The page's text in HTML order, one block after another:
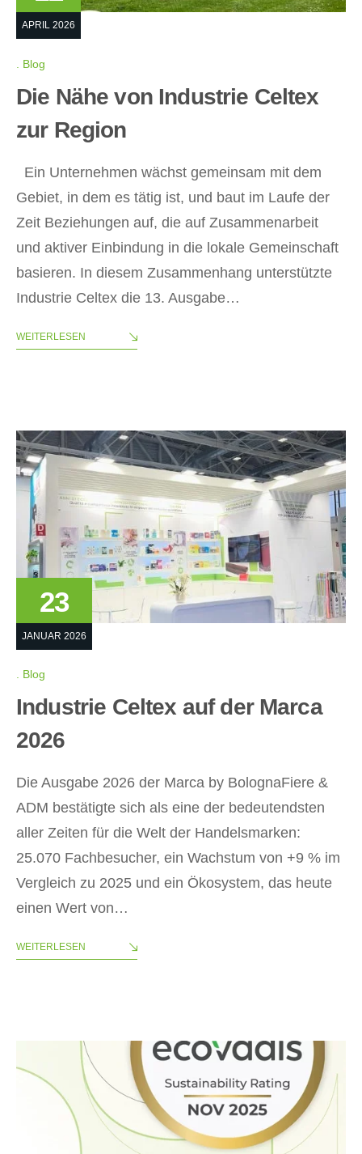
APRIL 2026
Blog
Die Nähe von Industrie Celtex
zur Region
Ein Unternehmen wächst gemeinsam mit dem
Gebiet, in dem es tätig ist, und baut im Laufe der
Zeit Beziehungen auf, die auf Zusammenarbeit
und aktiver Einbindung in die lokale Gemeinschaft
basieren. In diesem Zusammenhang unterstützte
Industrie Celtex die 13. Ausgabe…
WEITERLESEN
23
JANUAR 2026
Blog
Industrie Celtex auf der Marca
2026
Die Ausgabe 2026 der Marca by BolognaFiere &
ADM bestätigte sich als eine der bedeutendsten
aller Zeiten für die Welt der Handelsmarken:
25.070 Fachbesucher, ein Wachstum von +9 % im
Vergleich zu 2025 und ein Ökosystem, das heute
einen Wert von…
WEITERLESEN